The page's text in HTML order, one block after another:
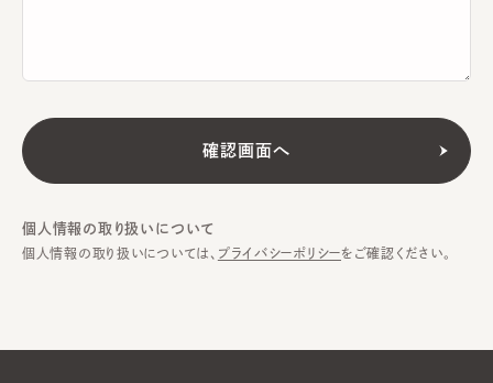
個人情報の取り扱いについて
個人情報の取り扱いについては、 プライバシーポリシーをご確認ください。